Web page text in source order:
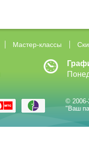
Мастер-классы
©
"Ваш